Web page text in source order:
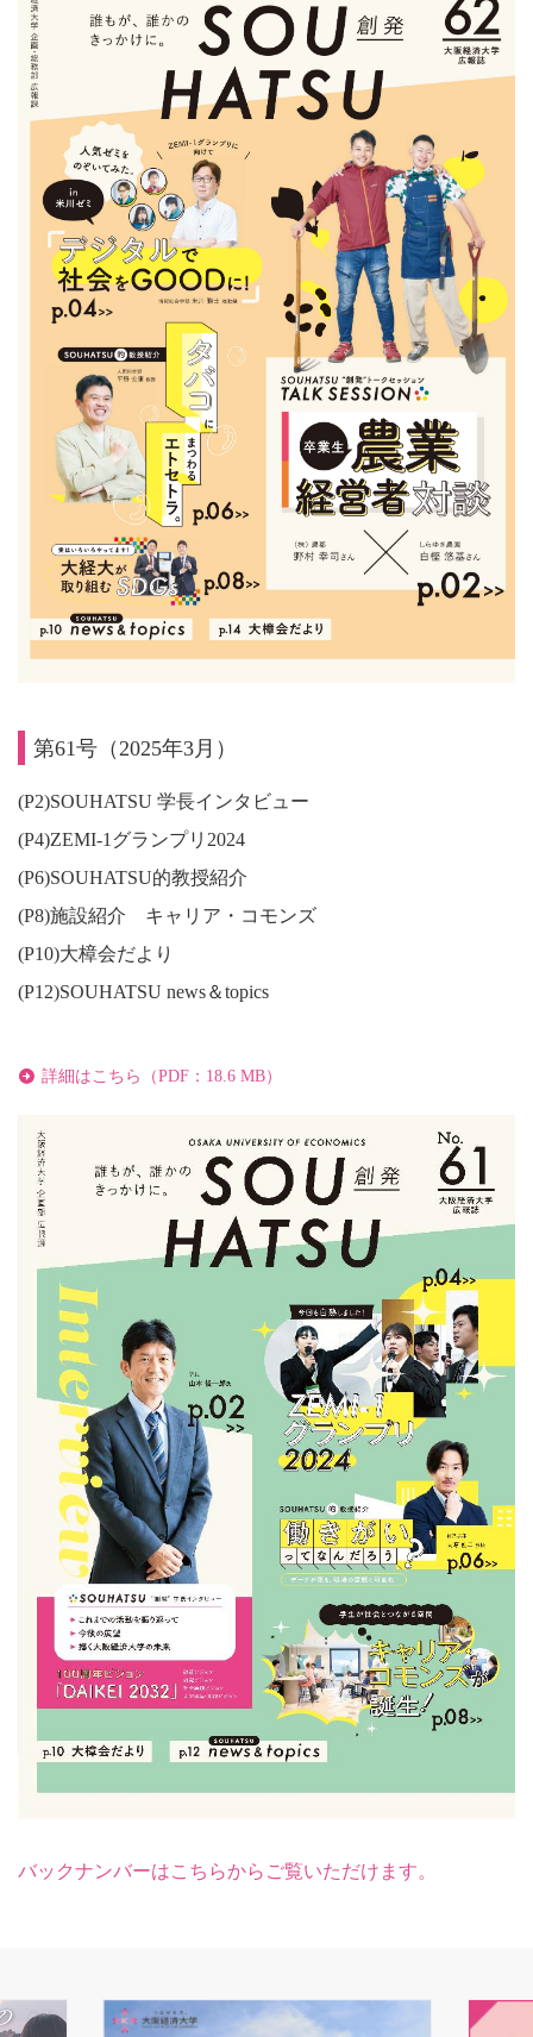
第61号（2025年3月）
(P2)SOUHATSU 学長インタビュー
(P4)ZEMI-1グランプリ2024
(P6)SOUHATSU的教授紹介
(P8)施設紹介 キャリア・コモンズ
(P10)大樟会だより
(P12)SOUHATSU news＆topics
詳細はこちら（PDF：18.6 MB）
バックナンバーはこちらからご覧いただけます。